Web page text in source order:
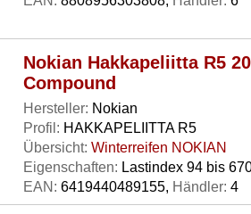
Nokian Hakkapeliitta R5
Compound
Hersteller: Nokian
Profil: HAKKAPELIITTA R5
Übersicht: Winterreifen NOKIAN
Eigenschaften: Lastindex 94 bis
EAN: 6419440489155, Händler: 4